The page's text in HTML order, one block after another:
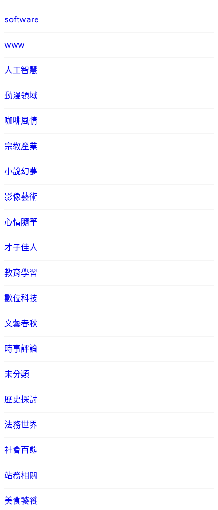
software
www
人工智慧
動漫領域
咖啡風情
宗教產業
小說幻夢
影像藝術
心情隨筆
才子佳人
教育學習
數位科技
文藝春秋
時事評論
未分類
歷史探討
法務世界
社會百態
站務相關
美食饕餮